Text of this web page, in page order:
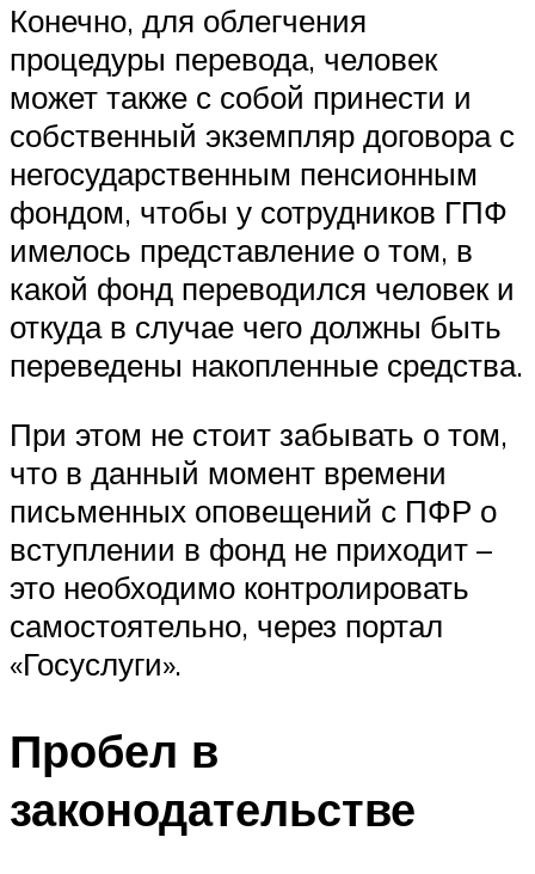
Конечно, для облегчения
процедуры перевода, человек
может также с собой принести и
собственный экземпляр договора с
негосударственным пенсионным
фондом, чтобы у сотрудников ГПФ
имелось представление о том, в
какой фонд переводился человек и
откуда в случае чего должны быть
переведены накопленные средства.
При этом не стоит забывать о том,
что в данный момент времени
письменных оповещений с ПФР о
вступлении в фонд не приходит –
это необходимо контролировать
самостоятельно, через портал
«Госуслуги».
Пробел в
законодательстве